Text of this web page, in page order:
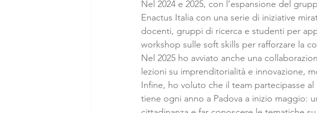
Nel 2024 e 2025, con l’espansione del
Enactus Italia con una serie di iniziative
docenti, gruppi di ricerca e studenti per
workshop sulle soft skills per rafforzare la
Nel 2025 ho avviato anche una
lezioni su imprenditorialità e innovazione,
Infine, ho voluto che il team partecipasse
tiene ogni anno a Padova a inizio maggio: